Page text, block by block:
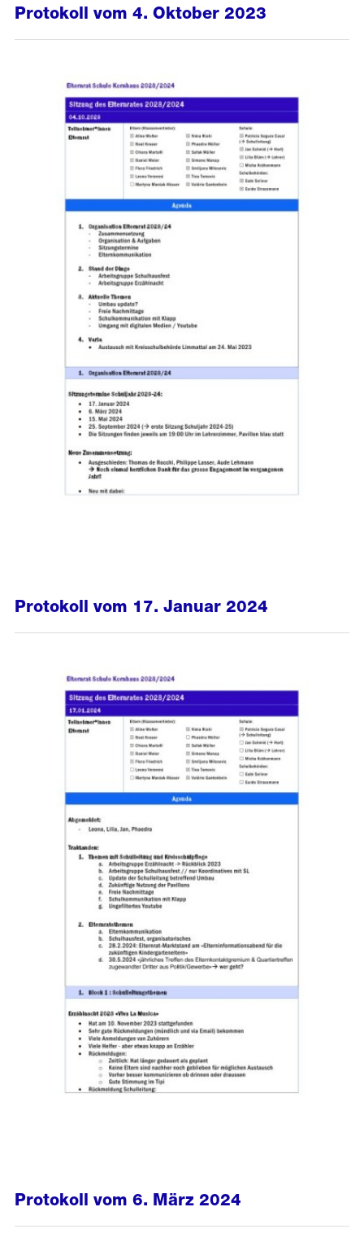
Protokoll vom 4. Oktober 2023
Protokoll vom 17. Januar 2024
Protokoll vom 6. März 2024